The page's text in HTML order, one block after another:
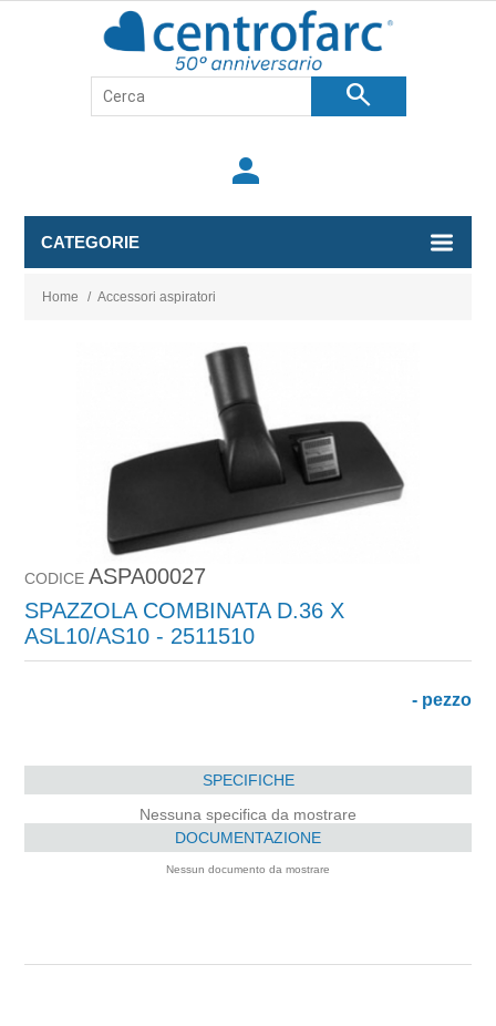
search
person
CATEGORIE
Home / Accessori aspiratori
CODICE ASPA00027
SPAZZOLA COMBINATA D.36 X
ASL10/AS10 - 2511510
- pezzo
SPECIFICHE
Nessuna specifica da mostrare
DOCUMENTAZIONE
Nessun documento da mostrare